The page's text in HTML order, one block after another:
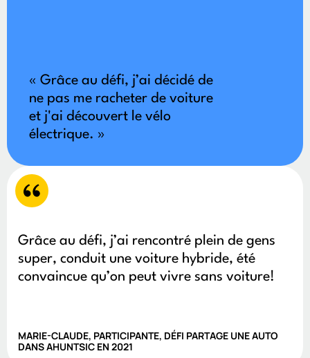
« Grâce au défi, j’ai décidé de
ne pas me racheter de voiture
et j'ai découvert le vélo
électrique. »
Grâce au défi, j’ai rencontré plein de gens
super, conduit une voiture hybride, été
convaincue qu’on peut vivre sans voiture!
MARIE-CLAUDE, PARTICIPANTE, DÉFI PARTAGE UNE AUTO
DANS AHUNTSIC EN 2021